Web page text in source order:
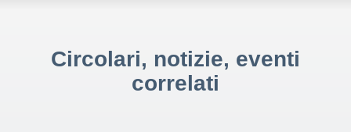
Circolari, notizie, eventi
correlati